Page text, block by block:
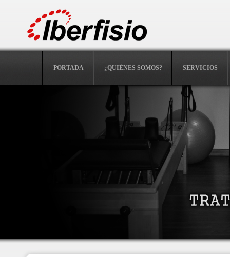
PORTADA ¿QUIÉNES SOMOS? SERVICIOS